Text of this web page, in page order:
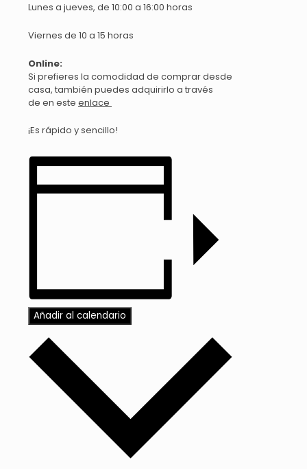
Lunes a jueves, de 10:00 a 16:00 horas
Viernes de 10 a 15 horas
Online:
Si prefieres la comodidad de comprar desde
casa, también puedes adquirirlo a través
de en este enlace
¡Es rápido y sencillo!
Añadir al calendario